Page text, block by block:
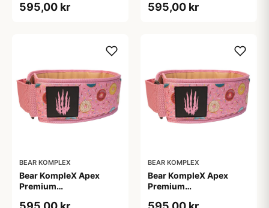
str. L
595,00 kr
str. M
595,00 kr
BEAR KOMPLEX
Bear KompleX Apex
Premium
BEAR KOMPLEX
Bear KompleX Apex
Premium